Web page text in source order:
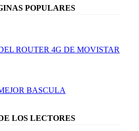
POPULARES
ROUTER 4G DE MOVISTAR
BASCULA
LOS LECTORES